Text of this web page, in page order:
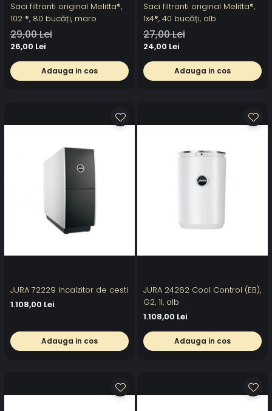
Saci filtranti original Melitta®,
102 ®, 80 bucăți, maro
29,00 Lei
26,00 Lei
Adauga in cos
Saci filtranti original Melitta®,
1x4®, 40 bucăți, alb
27,00 Lei
24,00 Lei
Adauga in cos
JURA 72229 Incalzitor de cesti
1.108,00 Lei
Adauga in cos
JURA 24262 Cool Control (EB),
G2, 1l, alb
1.108,00 Lei
Adauga in cos